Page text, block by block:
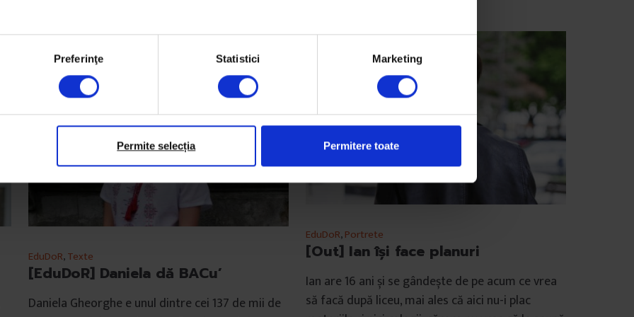
Preferinţe Statistici Marketing
Permite selecția Permitere toate
EduDoR,Texte
[EduDoR] Daniela dă BACu’
Daniela Gheorghe e unul dintre cei 137 de mii de
EduDoR,Portrete
[Out] Ian își face planuri
Ian are 16 ani și se gândește de pe acum ce vrea
să facă după liceu, mai ales că aici nu-i plac